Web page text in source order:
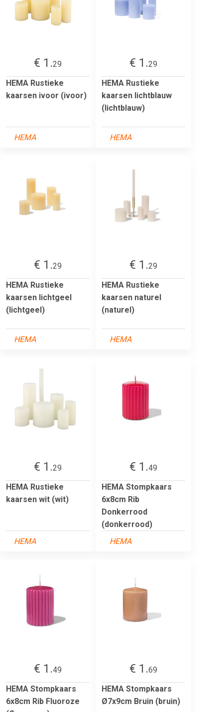
€ 1.29
HEMA Rustieke
kaarsen ivoor (ivoor)
HEMA
€ 1.29
HEMA Rustieke
kaarsen lichtblauw
(lichtblauw)
HEMA
€ 1.29
HEMA Rustieke
kaarsen lichtgeel
(lichtgeel)
HEMA
€ 1.29
HEMA Rustieke
kaarsen naturel
(naturel)
HEMA
€ 1.29
HEMA Rustieke
kaarsen wit (wit)
HEMA
€ 1.49
HEMA Stompkaars
6x8cm Rib
Donkerrood
(donkerrood)
HEMA
€ 1.49
HEMA Stompkaars
6x8cm Rib Fluoroze
€ 1.69
HEMA Stompkaars
Ø7x9cm Bruin (bruin)